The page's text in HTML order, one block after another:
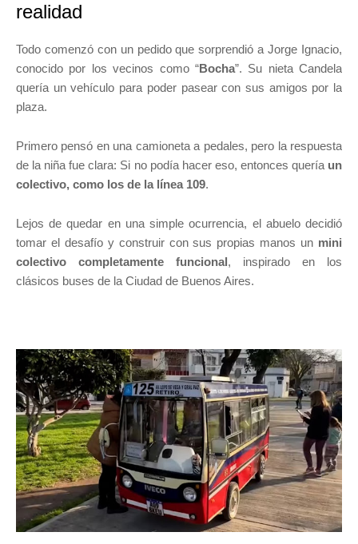
realidad
Todo comenzó con un pedido que sorprendió a Jorge Ignacio,
conocido por los vecinos como “Bocha”. Su nieta Candela
quería un vehículo para poder pasear con sus amigos por la
plaza.
Primero pensó en una camioneta a pedales, pero la respuesta
de la niña fue clara: Si no podía hacer eso, entonces quería un
colectivo, como los de la línea 109.
Lejos de quedar en una simple ocurrencia, el abuelo decidió
tomar el desafío y construir con sus propias manos un mini
colectivo completamente funcional, inspirado en los
clásicos buses de la Ciudad de Buenos Aires.